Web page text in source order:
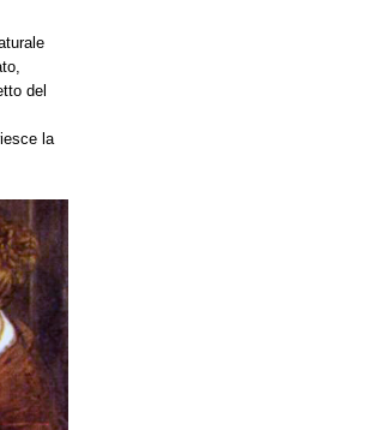
del
la